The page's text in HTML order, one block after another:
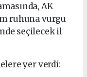
AK
ruhuna vurgu
seçilecek il
yer verdi: